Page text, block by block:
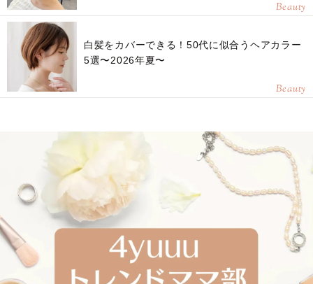
Beauty
白髪をカバーできる！50代に似合うヘアカラー
5選〜2026年夏〜
Beauty